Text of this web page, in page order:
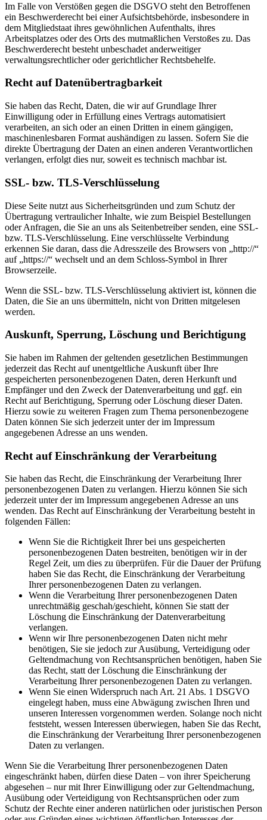
Im Falle von Verstößen gegen die DSGVO steht den Betroffenen
ein Beschwerderecht bei einer Aufsichtsbehörde, insbesondere in
dem Mitgliedstaat ihres gewöhnlichen Aufenthalts, ihres
Arbeitsplatzes oder des Orts des mutmaßlichen Verstoßes zu. Das
Beschwerderecht besteht unbeschadet anderweitiger
verwaltungsrechtlicher oder gerichtlicher Rechtsbehelfe.
Recht auf Datenübertragbarkeit
Sie haben das Recht, Daten, die wir auf Grundlage Ihrer
Einwilligung oder in Erfüllung eines Vertrags automatisiert
verarbeiten, an sich oder an einen Dritten in einem gängigen,
maschinenlesbaren Format aushändigen zu lassen. Sofern Sie die
direkte Übertragung der Daten an einen anderen Verantwortlichen
verlangen, erfolgt dies nur, soweit es technisch machbar ist.
SSL- bzw. TLS-Verschlüsselung
Diese Seite nutzt aus Sicherheitsgründen und zum Schutz der
Übertragung vertraulicher Inhalte, wie zum Beispiel Bestellungen
oder Anfragen, die Sie an uns als Seitenbetreiber senden, eine SSL-
bzw. TLS-Verschlüsselung. Eine verschlüsselte Verbindung
erkennen Sie daran, dass die Adresszeile des Browsers von „http://“
auf „https://“ wechselt und an dem Schloss-Symbol in Ihrer
Browserzeile.
Wenn die SSL- bzw. TLS-Verschlüsselung aktiviert ist, können die
Daten, die Sie an uns übermitteln, nicht von Dritten mitgelesen
werden.
Auskunft, Sperrung, Löschung und Berichtigung
Sie haben im Rahmen der geltenden gesetzlichen Bestimmungen
jederzeit das Recht auf unentgeltliche Auskunft über Ihre
gespeicherten personenbezogenen Daten, deren Herkunft und
Empfänger und den Zweck der Datenverarbeitung und ggf. ein
Recht auf Berichtigung, Sperrung oder Löschung dieser Daten.
Hierzu sowie zu weiteren Fragen zum Thema personenbezogene
Daten können Sie sich jederzeit unter der im Impressum
angegebenen Adresse an uns wenden.
Recht auf Einschränkung der Verarbeitung
Sie haben das Recht, die Einschränkung der Verarbeitung Ihrer
personenbezogenen Daten zu verlangen. Hierzu können Sie sich
jederzeit unter der im Impressum angegebenen Adresse an uns
wenden. Das Recht auf Einschränkung der Verarbeitung besteht in
folgenden Fällen:
Wenn Sie die Richtigkeit Ihrer bei uns gespeicherten
personenbezogenen Daten bestreiten, benötigen wir in der
Regel Zeit, um dies zu überprüfen. Für die Dauer der Prüfung
haben Sie das Recht, die Einschränkung der Verarbeitung
Ihrer personenbezogenen Daten zu verlangen.
Wenn die Verarbeitung Ihrer personenbezogenen Daten
unrechtmäßig geschah/geschieht, können Sie statt der
Löschung die Einschränkung der Datenverarbeitung
verlangen.
Wenn wir Ihre personenbezogenen Daten nicht mehr
benötigen, Sie sie jedoch zur Ausübung, Verteidigung oder
Geltendmachung von Rechtsansprüchen benötigen, haben Sie
das Recht, statt der Löschung die Einschränkung der
Verarbeitung Ihrer personenbezogenen Daten zu verlangen.
Wenn Sie einen Widerspruch nach Art. 21 Abs. 1 DSGVO
eingelegt haben, muss eine Abwägung zwischen Ihren und
unseren Interessen vorgenommen werden. Solange noch nicht
feststeht, wessen Interessen überwiegen, haben Sie das Recht,
die Einschränkung der Verarbeitung Ihrer personenbezogenen
Daten zu verlangen.
Wenn Sie die Verarbeitung Ihrer personenbezogenen Daten
eingeschränkt haben, dürfen diese Daten – von ihrer Speicherung
abgesehen – nur mit Ihrer Einwilligung oder zur Geltendmachung,
Ausübung oder Verteidigung von Rechtsansprüchen oder zum
Schutz der Rechte einer anderen natürlichen oder juristischen Person